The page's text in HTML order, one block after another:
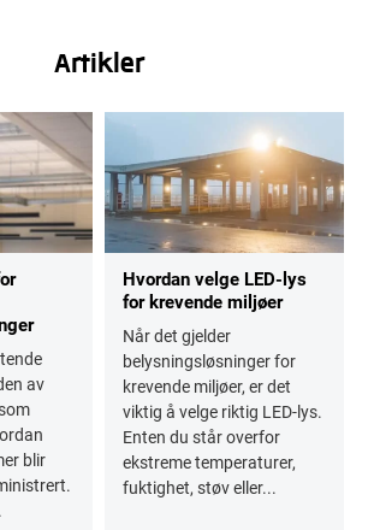
Artikler
av
blir
Hvordan velge LED-lys
for krevende miljøer
Når det gjelder
belysningsløsninger for
krevende miljøer, er det
viktig å velge riktig LED-lys.
Enten du står overfor
ekstreme temperaturer,
fuktighet, støv eller...